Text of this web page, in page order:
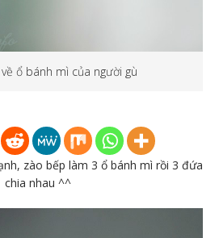
ổ bánh mì của người gù
zào bếp làm 3 ổ bánh mì rồi 3 đứa
chia nhau ^^